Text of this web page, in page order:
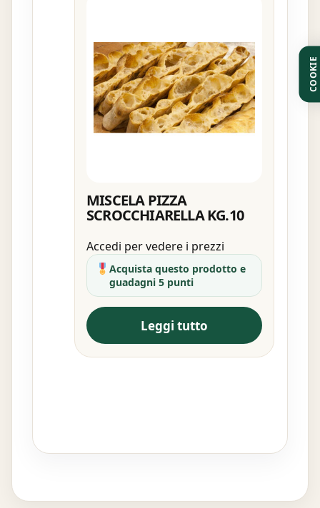
MISCELA PIZZA
SCROCCHIARELLA KG.10
Accedi per vedere i prezzi
Acquista questo prodotto e
guadagni 5 punti
Leggi tutto
COOKIE